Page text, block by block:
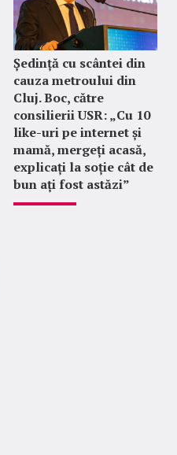
Ședință cu scântei din
cauza metroului din
Cluj. Boc, către
consilierii USR: „Cu 10
like-uri pe internet și
mamă, mergeți acasă,
explicați la soție cât de
bun ați fost astăzi”